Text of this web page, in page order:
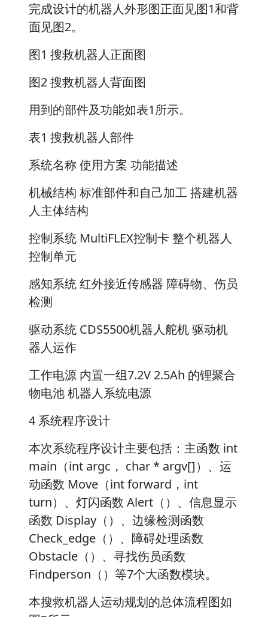
完成设计的机器人外形图正面见图1和背
面见图2。
图1 搜救机器人正面图
图2 搜救机器人背面图
用到的部件及功能如表1所示。
表1 搜救机器人部件
系统名称 使用方案 功能描述
机械结构 标准部件和自己加工 搭建机器
人主体结构
控制系统 MultiFLEX控制卡 整个机器人
控制单元
感知系统 红外接近传感器 障碍物、伤员
检测
驱动系统 CDS5500机器人舵机 驱动机
器人运作
工作电源 内置一组7.2V 2.5Ah 的锂聚合
物电池 机器人系统电源
4 系统程序设计
本次系统程序设计主要包括：主函数 int
main（int argc， char * argv[]）、运
动函数 Move（int forward，int
turn）、灯闪函数 Alert（）、信息显示
函数 Display（）、边缘检测函数
Check_edge（）、障碍处理函数
Obstacle（）、寻找伤员函数
Findperson（）等7个大函数模块。
本搜救机器人运动规划的总体流程图如